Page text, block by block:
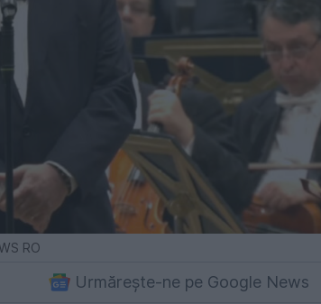
RO
Urmărește-ne pe Google News